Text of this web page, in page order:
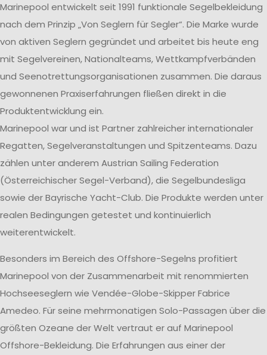
Marinepool entwickelt seit 1991 funktionale Segelbekleidung
nach dem Prinzip „Von Seglern für Segler“. Die Marke wurde
von aktiven Seglern gegründet und arbeitet bis heute eng
mit Segelvereinen, Nationalteams, Wettkampfverbänden
und Seenotrettungsorganisationen zusammen. Die daraus
gewonnenen Praxiserfahrungen fließen direkt in die
Produktentwicklung ein.
Marinepool war und ist Partner zahlreicher internationaler
Regatten, Segelveranstaltungen und Spitzenteams. Dazu
zählen unter anderem Austrian Sailing Federation
(Österreichischer Segel-Verband), die Segelbundesliga
sowie der Bayrische Yacht-Club. Die Produkte werden unter
realen Bedingungen getestet und kontinuierlich
weiterentwickelt.
Besonders im Bereich des Offshore-Segelns profitiert
Marinepool von der Zusammenarbeit mit renommierten
Hochseeseglern wie Vendée-Globe-Skipper Fabrice
Amedeo. Für seine mehrmonatigen Solo-Passagen über die
größten Ozeane der Welt vertraut er auf Marinepool
Offshore-Bekleidung. Die Erfahrungen aus einer der